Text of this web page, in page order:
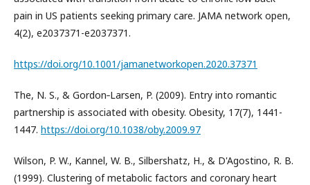
pain in US patients seeking primary care. JAMA network open,
4(2), e2037371-e2037371.
https://doi.org/10.1001/jamanetworkopen.2020.37371
The, N. S., & Gordon‐Larsen, P. (2009). Entry into romantic
partnership is associated with obesity. Obesity, 17(7), 1441-
1447. https://doi.org/10.1038/oby.2009.97
Wilson, P. W., Kannel, W. B., Silbershatz, H., & D'Agostino, R. B.
(1999). Clustering of metabolic factors and coronary heart